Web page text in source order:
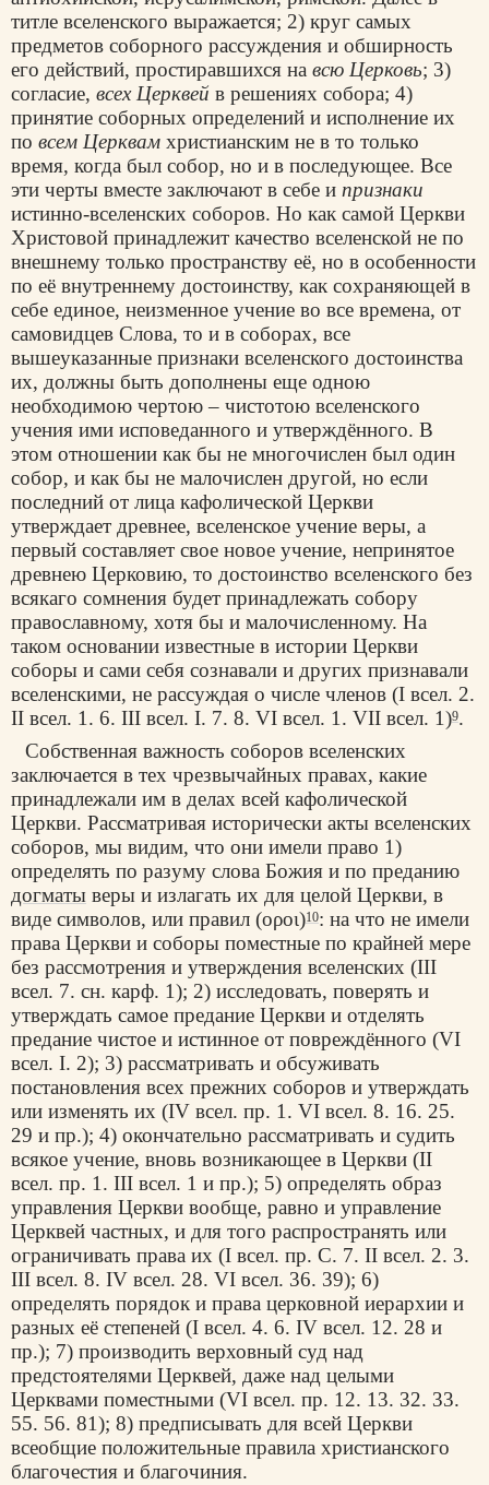
титле вселенского выражается; 2) круг самых
предметов соборного рассуждения и обширность
его действий, простиравшихся на всю Церковь; 3)
согласие, всех Церквей в решениях собора; 4)
принятие соборных определений и исполнение их
по всем Церквам христианским не в то только
время, когда был собор, но и в последующее. Все
эти черты вместе заключают в себе и признаки
истинно-вселенских соборов. Но как самой Церкви
Христовой принадлежит качество вселенской не по
внешнему только пространству её, но в особенности
по её внутреннему достоинству, как сохраняющей в
себе единое, неизменное учение во все времена, от
самовидцев Слова, то и в соборах, все
вышеуказанные признаки вселенского достоинства
их, должны быть дополнены еще одною
необходимою чертою – чистотою вселенского
учения ими исповеданного и утверждённого. В
этом отношении как бы не многочислен был один
собор, и как бы не малочислен другой, но если
последний от лица кафолической Церкви
утверждает древнее, вселенское учение веры, а
первый составляет свое новое учение, непринятое
древнею Церковию, то достоинство вселенского без
всякаго сомнения будет принадлежать собору
православному, хотя бы и малочисленному. На
таком основании известные в истории Церкви
соборы и сами себя сознавали и других признавали
вселенскими, не рассуждая о числе членов (I всел. 2.
II всел. 1. 6. III всел. I. 7. 8. VI всел. 1. VII всел. 1)9.
Собственная важность соборов вселенских
заключается в тех чрезвычайных правах, какие
принадлежали им в делах всей кафолической
Церкви. Рассматривая исторически акты вселенских
соборов, мы видим, что они имели право 1)
определять по разуму слова Божия и по преданию
догматы веры и излагать их для целой Церкви, в
виде символов, или правил (οροι)10: на что не имели
права Церкви и соборы поместные по крайней мере
без рассмотрения и утверждения вселенских (III
всел. 7. сн. карф. 1); 2) исследовать, поверять и
утверждать самое предание Церкви и отделять
предание чистое и истинное от повреждённого (VI
всел. I. 2); 3) рассматривать и обсуживать
постановления всех прежних соборов и утверждать
или изменять их (IV всел. пр. 1. VI всел. 8. 16. 25.
29 и пр.); 4) окончательно рассматривать и судить
всякое учение, вновь возникающее в Церкви (II
всел. пр. 1. III всел. 1 и пр.); 5) определять образ
управления Церкви вообще, равно и управление
Церквей частных, и для того распространять или
ограничивать права их (I всел. пр. С. 7. II всел. 2. 3.
III всел. 8. IV всел. 28. VI всел. 36. 39); 6)
определять порядок и права церковной иерархии и
разных её степеней (I всел. 4. 6. IV всел. 12. 28 и
пр.); 7) производить верховный суд над
предстоятелями Церквей, даже над целыми
Церквами поместными (VI всел. пр. 12. 13. 32. 33.
55. 56. 81); 8) предписывать для всей Церкви
всеобщие положительные правила христианского
благочестия и благочиния.